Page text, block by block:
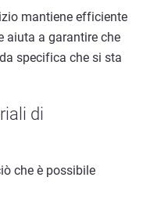
mantiene efficiente
aiuta a garantire che
specifica che si sta
di
che è possibile